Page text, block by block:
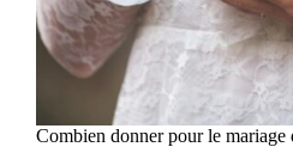
Combien donner pour le mariage